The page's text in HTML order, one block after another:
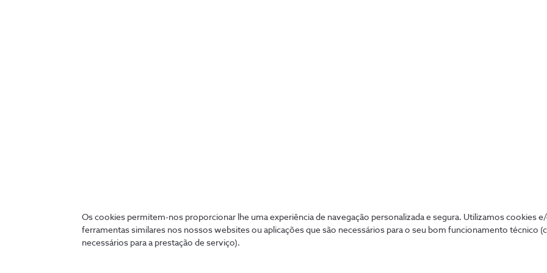
Os cookies permitem-nos proporcionar lhe uma experiência de navegação personalizada e segura. Utilizamos cookies
ferramentas similares nos nossos websites ou aplicações que são necessários para o seu bom funcionamento técnico
necessários para a prestação de serviço).
colaboradores
Acesso rápido e estável às aplicações.
Trabalho flexível em qualquer área das instalações.